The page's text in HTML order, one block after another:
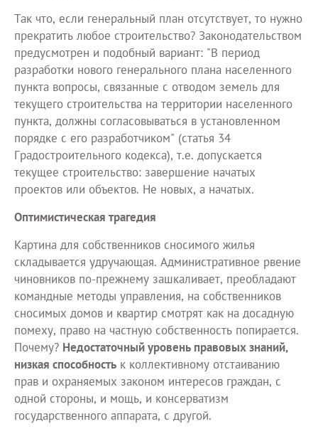
Так что, если генеральный план отсутствует, то нужно
прекратить любое строительство? Законодательством
предусмотрен и подобный вариант: "В период
разработки нового генерального плана населенного
пункта вопросы, связанные с отводом земель для
текущего строительства на территории населенного
пункта, должны согласовываться в установленном
порядке с его разработчиком" (статья 34
Градостроительного кодекса), т.е. допускается
текущее строительство: завершение начатых
проектов или объектов. Не новых, а начатых.
Оптимистическая трагедия
Картина для собственников сносимого жилья
складывается удручающая. Административное рвение
чиновников по-прежнему зашкаливает, преобладают
командные методы управления, на собственников
сносимых домов и квартир смотрят как на досадную
помеху, право на частную собственность попирается.
Почему? Недостаточный уровень правовых знаний,
низкая способность к коллективному отстаиванию
прав и охраняемых законом интересов граждан, с
одной стороны, и мощь, и консерватизм
государственного аппарата, с другой.